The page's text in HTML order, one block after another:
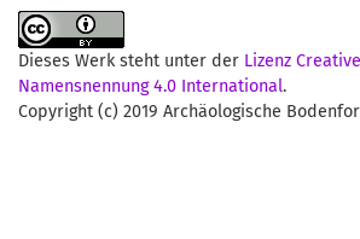
Dieses Werk steht unter der Lizenz
Namensnennung 4.0 International.
Copyright (c) 2019 Archäologische